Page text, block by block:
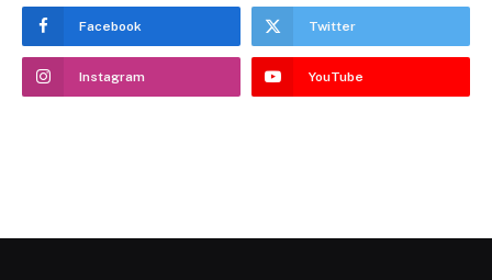
Facebook Twitter
Instagram YouTube